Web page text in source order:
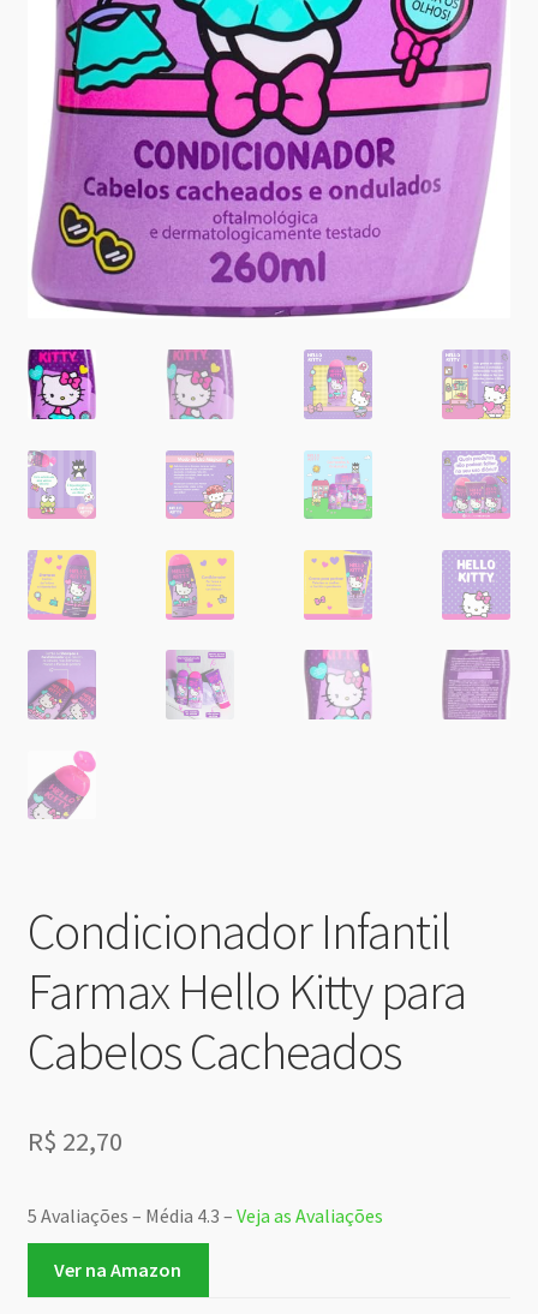
Condicionador Infantil
Farmax Hello Kitty para
Cabelos Cacheados
R$ 22,70
5 Avaliações – Média 4.3 – Veja as Avaliações
Ver na Amazon